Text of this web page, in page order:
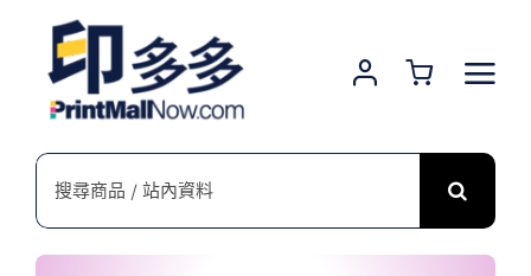
content
搜